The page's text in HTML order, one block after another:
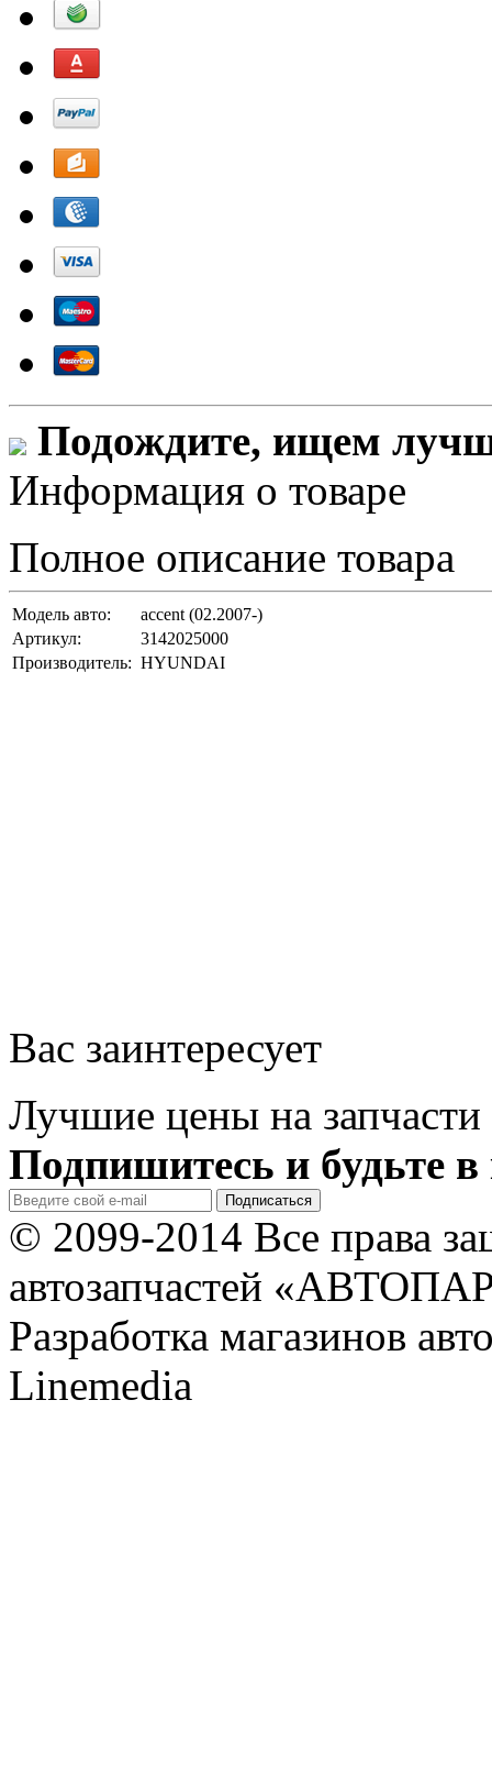
Подождите, ищем
Информация о товаре
Полное описание товара
Модель авто:
accent (02.2007-)
Артикул:
3142025000
Производитель: HYUNDAI
Вас заинтересует
Лучшие цены на запчасти
Подпишитесь и будьте в
© 2099-2014 Все права
автозапчастей
Разработка магазинов
Linemedia